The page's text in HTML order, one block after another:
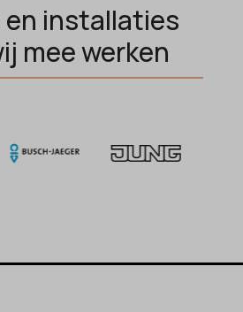
en installaties
mee werken